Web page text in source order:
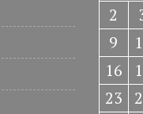
2
9
16
23